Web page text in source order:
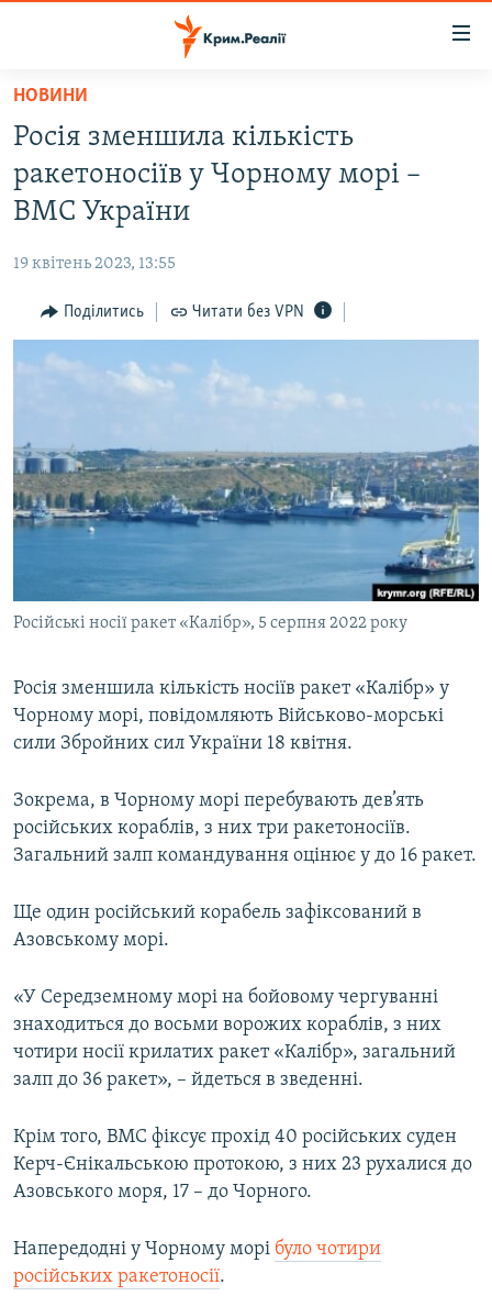
Перейти
основного
матеріалу
Перейти
до
основної
Перейти
до
пошуку
ВІДЕО ТА ФОТО
БЛОГИ
ПОГЛЯД
ІНТЕРВ'Ю
ДЕПОРТАЦІЯ
ВІДЕОУРОКИ «ELIFBE»
УКРАЇНСЬКА ПРОБЛЕМА КРИМУ
ІНФОГРАФІКА
ЯК ОБІЙТИ БЛОКУВАННЯ
Русский
ДОЛУЧАЙСЯ!
Усі сайти RFE/RL
НОВИНИ
Росія зменшила кількість
ракетоносіїв у Чорному морі –
ВМС України
19 квітень 2023, 13:55
Поділитись Читати без VPN
Російські носії ракет «Калібр», 5 серпня 2022 року
Росія зменшила кількість носіїв ракет «Калібр» у
Чорному морі, повідомляють Військово-морські
сили Збройних сил України 18 квітня.
Зокрема, в Чорному морі перебувають дев’ять
російських кораблів, з них три ракетоносіїв.
Загальний залп командування оцінює у до 16 ракет.
Ще один російський корабель зафіксований в
Азовському морі.
«У Середземному морі на бойовому чергуванні
знаходиться до восьми ворожих кораблів, з них
чотири носії крилатих ракет «Калібр», загальний
залп до 36 ракет», – йдеться в зведенні.
Крім того, ВМС фіксує прохід 40 російських суден
Керч-Єнікальською протокою, з них 23 рухалися до
Азовського моря, 17 – до Чорного.
Напередодні у Чорному морі було чотири
російських ракетоносії.